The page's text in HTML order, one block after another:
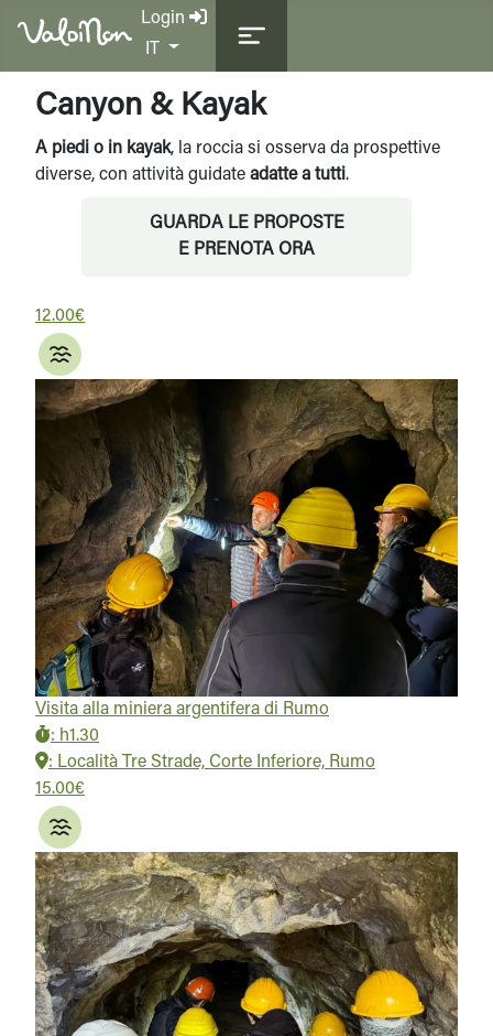
Login
Seleziona la tua lingua
IT
Canyon & Kayak
A piedi o in kayak, la roccia si osserva da prospettive
diverse, con attività guidate adatte a tutti.
GUARDA LE PROPOSTE
E PRENOTA ORA
12.00€
Visita alla miniera argentifera di Rumo
: h1.30
: Località Tre Strade, Corte Inferiore, Rumo
15.00€